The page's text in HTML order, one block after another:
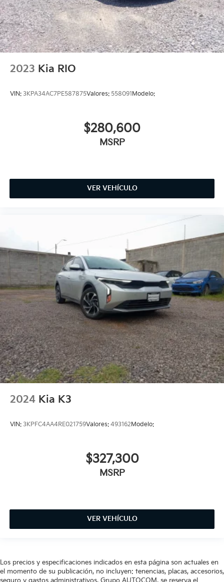
2023 Kia RIO
VIN: 3KPA34AC7PE587875Valores: 558091Modelo:
$280,600
MSRP
VER VEHÍCULO
2024 Kia K3
VIN: 3KPFC4AA4RE021759Valores: 493162Modelo:
$327,300
MSRP
VER VEHÍCULO
Los precios y especificaciones indicados en esta página son actuales en
el momento de su publicación, no incluyen: tenencias, placas, accesorios,